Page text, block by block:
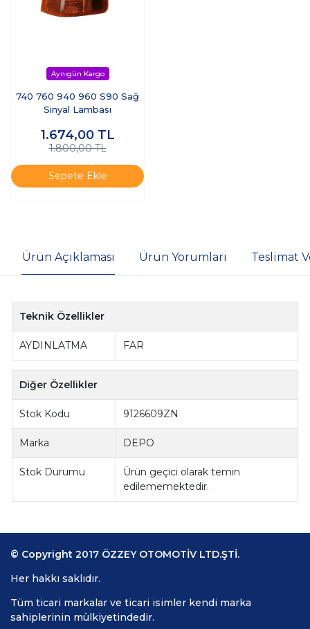
740 760 940 960 S90 Sağ
Sinyal Lambası
1.674,00 TL
1.800,00 TL
Sepete Ekle
Ürün Açıklaması Ürün Yorumları Teslimat
Teknik Özellikler
AYDINLATMA FAR
Diğer Özellikler
Stok Kodu 9126609ZN
Marka DEPO
Stok Durumu
Ürün geçici olarak temin
edilememektedir.
© Copyright 2017 ÖZZEY OTOMOTİV LTD.ŞTİ.
Her hakkı saklıdır.
Tüm ticari markalar ve ticari isimler kendi marka
sahiplerinin mülkiyetindedir.